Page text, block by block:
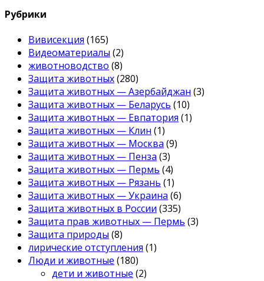
Рубрики
Вивисекция (165)
Видеоматериалы (2)
животноводство (8)
Защита животных(280)
Защита животных — Азербайджан (3)
Защита животных — Беларусь (10)
Защита животных — Евпатория (1)
Защита животных — Клин (1)
Защита животных — Москва (9)
Защита животных — Пенза (3)
Защита животных — Пермь (4)
Защита животных — Рязань (1)
Защита животных — Украина (6)
Защита животных в России (335)
Защита прав животных — Пермь (3)
Защита природы (8)
лирические отступления (1)
Люди и животные (180)
дети и животные (2)